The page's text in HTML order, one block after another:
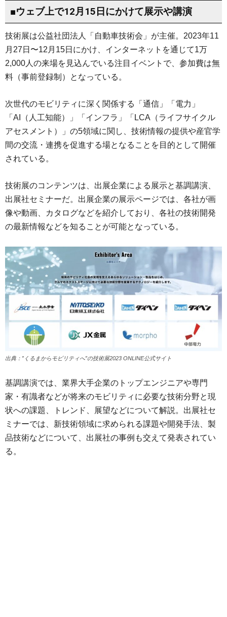
■ウェブ上で12月15日にかけて展示や講演
技術展は公益社団法人「自動車技術会」が主催。2023年11
月27日〜12月15日にかけ、インターネットを通じて1万
2,000人の来場を見込んでいる注目イベントで、参加費は無
料（事前登録制）となっている。
次世代のモビリティに深く関係する「通信」「電力」
「AI（人工知能）」「インフラ」「LCA（ライフサイクル
アセスメント）」の5領域に関し、技術情報の提供や産官学
間の交流・連携を促進する場となることを目的として開催
されている。
技術展のコンテンツは、出展企業による展示と基調講演、
出展社セミナーだ。出展企業の展示ページでは、各社が画
像や動画、カタログなどを紹介しており、各社の技術開発
の最新情報などを知ることが可能となっている。
出典：”くるまからモビリティへ”の技術展2023 ONLINE公式サイト
基調講演では、業界大手企業のトップエンジニアや専門
家・有識者などが将来のモビリティに必要な技術分野と現
状への課題、トレンド、展望などについて解説。出展社セ
ミナーでは、新技術領域に求められる課題や開発手法、製
品技術などについて、出展社の事例も交えて発表されてい
る。